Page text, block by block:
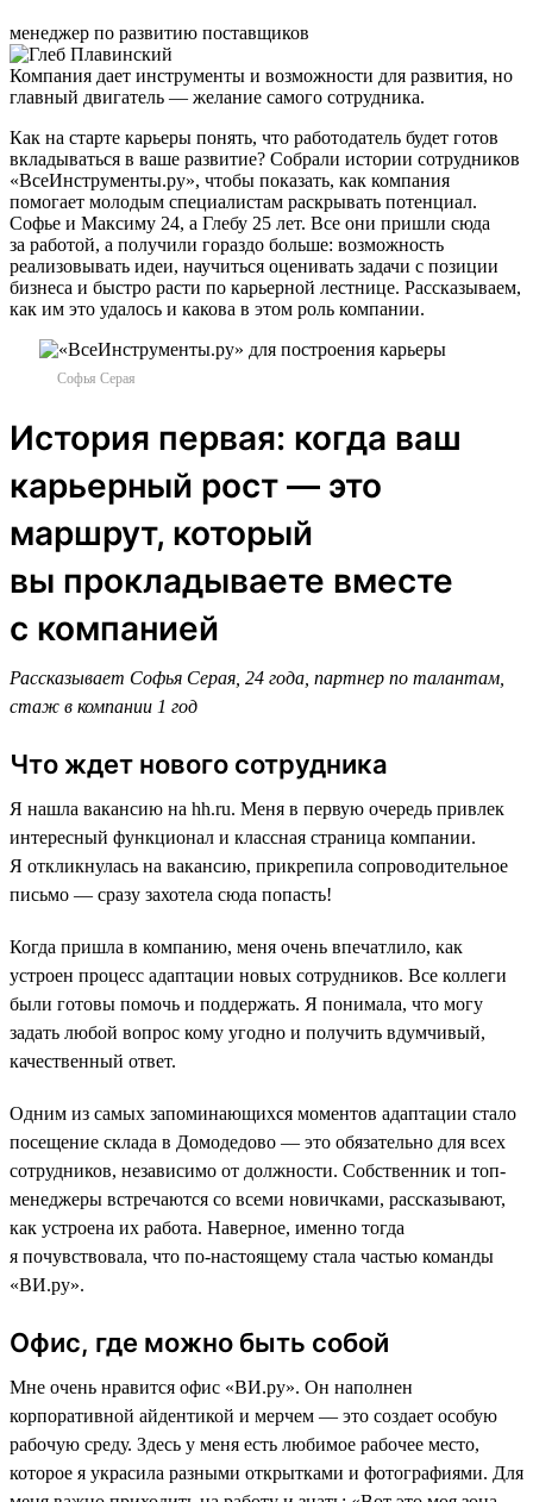
менеджер по развитию поставщиков
Компания дает инструменты и возможности для развития, но
главный двигатель — желание самого сотрудника.
Как на старте карьеры понять, что работодатель будет готов
вкладываться в ваше развитие? Собрали истории сотрудников
«ВсеИнструменты.ру», чтобы показать, как компания
помогает молодым специалистам раскрывать потенциал.
Софье и Максиму 24, а Глебу 25 лет. Все они пришли сюда
за работой, а получили гораздо больше: возможность
реализовывать идеи, научиться оценивать задачи с позиции
бизнеса и быстро расти по карьерной лестнице. Рассказываем,
как им это удалось и какова в этом роль компании.
Софья Серая
История первая: когда ваш
карьерный рост — это
маршрут, который
вы прокладываете вместе
с компанией
Рассказывает Софья Серая, 24 года, партнер по талантам,
стаж в компании 1 год
Что ждет нового сотрудника
Я нашла вакансию на hh.ru. Меня в первую очередь привлек
интересный функционал и классная страница компании.
Я откликнулась на вакансию, прикрепила сопроводительное
письмо — сразу захотела сюда попасть!
Когда пришла в компанию, меня очень впечатлило, как
устроен процесс адаптации новых сотрудников. Все коллеги
были готовы помочь и поддержать. Я понимала, что могу
задать любой вопрос кому угодно и получить вдумчивый,
качественный ответ.
Одним из самых запоминающихся моментов адаптации стало
посещение склада в Домодедово — это обязательно для всех
сотрудников, независимо от должности. Собственник и топ-
менеджеры встречаются со всеми новичками, рассказывают,
как устроена их работа. Наверное, именно тогда
я почувствовала, что по-настоящему стала частью команды
«ВИ.ру».
Офис, где можно быть собой
Мне очень нравится офис «ВИ.ру». Он наполнен
корпоративной айдентикой и мерчем — это создает особую
рабочую среду. Здесь у меня есть любимое рабочее место,
которое я украсила разными открытками и фотографиями. Для